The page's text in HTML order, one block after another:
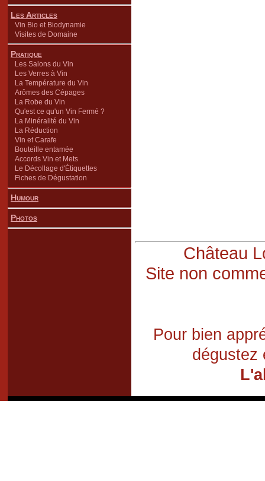
Les Articles
Vin Bio et Biodynamie
Visites de Domaine
Pratique
Les Salons du Vin
Les Verres à Vin
La Température du Vin
Arômes des Cépages
La Robe du Vin
Qu'est ce qu'un Vin Fermé ?
La Minéralité du Vin
La Réduction
Vin et Carafe
Bouteille entamée
Accords Vin et Mets
Le Décollage d'Étiquettes
Fiches de Dégustation
Humour
Photos
Château
Site non
Pour bien
dégustez